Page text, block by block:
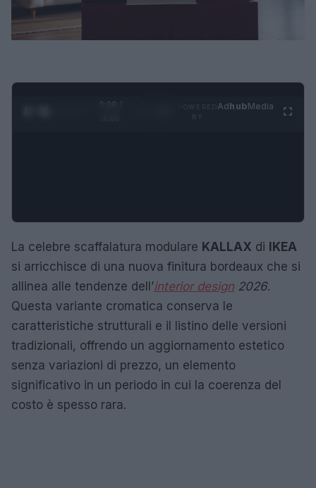
0:29 /
AdhubMedia
La celebre scaffalatura modulare KALLAX di
IKEA
si arricchisce di una nuova finitura bordeaux che si
allinea alle tendenze dell’interior design 2026.
Questa variante cromatica conserva le
caratteristiche strutturali e il listino delle versioni
tradizionali, offrendo un aggiornamento estetico
senza variazioni di prezzo, un elemento
significativo in un periodo in cui la coerenza del
costo è spesso rara.